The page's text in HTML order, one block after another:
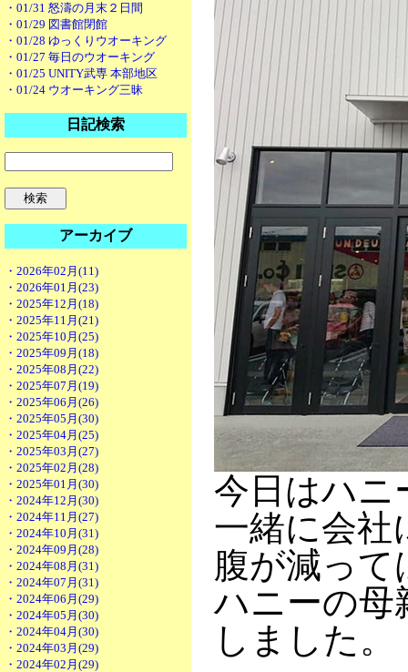
・01/31 怒濤の月末２日間
・01/29 図書館閉館
・01/28 ゆっくりウオーキング
・01/27 毎日のウオーキング
・01/25 UNITY武専 本部地区
・01/24 ウオーキング三昧
日記検索
アーカイブ
・2026年02月(11)
・2026年01月(23)
・2025年12月(18)
・2025年11月(21)
・2025年10月(25)
・2025年09月(18)
・2025年08月(22)
・2025年07月(19)
・2025年06月(26)
・2025年05月(30)
・2025年04月(25)
・2025年03月(27)
・2025年02月(28)
・2025年01月(30)
・2024年12月(30)
・2024年11月(27)
・2024年10月(31)
・2024年09月(28)
・2024年08月(31)
・2024年07月(31)
・2024年06月(29)
・2024年05月(30)
・2024年04月(30)
・2024年03月(29)
・2024年02月(29)
今日はハニ
一緒に会社
腹が減って
ハニーの母
しました。